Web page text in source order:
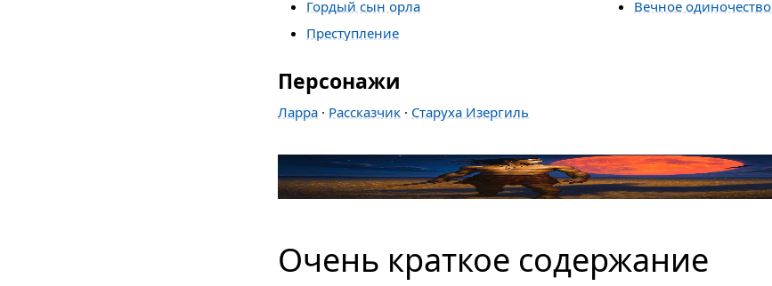
Гордый сын орла
Преступление
Вечное одиночество
Персонажи
Ларра · Рассказчик · Старуха Изергиль
Очень краткое содержание